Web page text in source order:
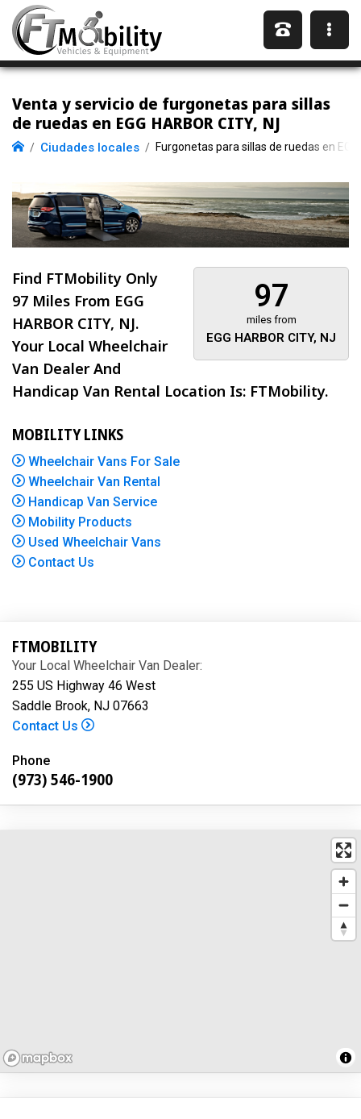
Venta y servicio de furgonetas para sillas
de ruedas en EGG HARBOR CITY, NJ
Ciudades locales Furgonetas para sillas de ruedas en EGG
97
miles from
EGG HARBOR CITY, NJ
Find FTMobility Only
97 Miles From EGG
HARBOR CITY, NJ.
Your Local Wheelchair
Van Dealer And
Handicap Van Rental Location Is: FTMobility.
MOBILITY LINKS
Wheelchair Vans For Sale
Wheelchair Van Rental
Handicap Van Service
Mobility Products
Used Wheelchair Vans
Contact Us
FTMOBILITY
Your Local Wheelchair Van Dealer:
255 US Highway 46 West
Saddle Brook, NJ 07663
Contact Us
Phone
(973) 546-1900